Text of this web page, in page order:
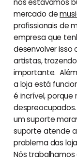
mercado de
profissionais de
empresa que
desenvolver isso
artistas,
importante.
a loja está
é incrível,
um suporte
suporte atende
problema das
Nós